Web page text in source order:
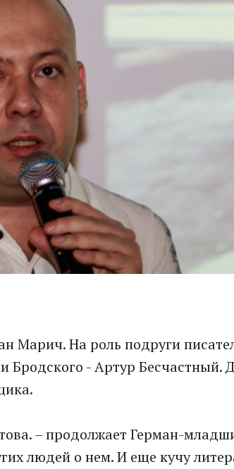
Марич. На роль подруги
Бродского - Артур Бесчастный.
– продолжает Герман-
людей о нем. И еще кучу